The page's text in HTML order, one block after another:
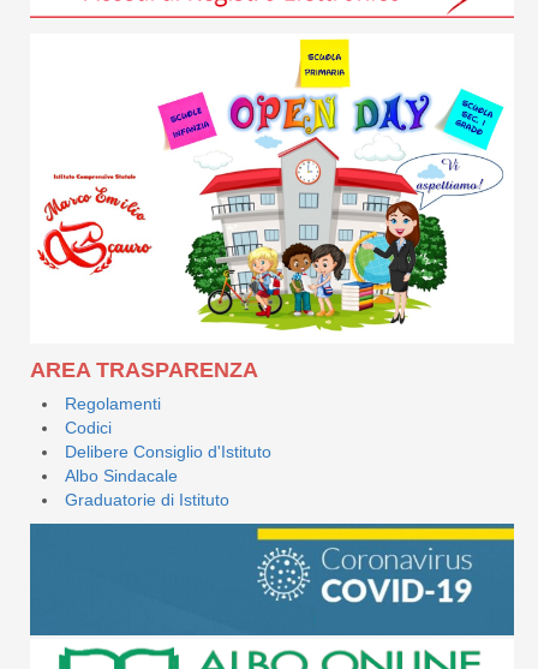
AREA TRASPARENZA
Regolamenti
Codici
Delibere Consiglio d'Istituto
Albo Sindacale
Graduatorie di Istituto